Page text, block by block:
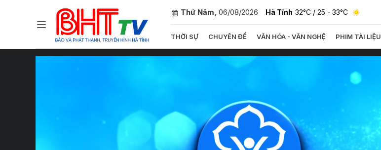
Thứ Năm, 06/08/2026 Hà Tĩnh 32°C / 25 - 33°C
THỜI SỰ CHUYÊN ĐỀ VĂN HÓA - VĂN NGHỆ PHIM TÀI LIỆU